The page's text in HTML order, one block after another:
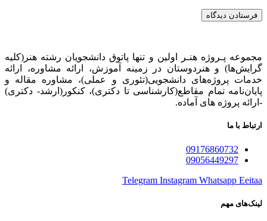
مجموعه پـروژه‌ هنـر اولین و تنها پاتوق دانشجویان رشته هنر(کلیه
گرایش‌ها) و هنردوستان در زمینه آموزش، ارائه‌ مشاوره‌، ارائه
خدمات پروژه‌های‌ دانشجویی(تئوری و عملی)، مشاوره مقاله و
پایان‌نامه تمام مقاطع(کارشناسی تا دکتری)، کنکور(ارشد- دکتری)
-ارائه پروژه های آماده.
ارتباط با ما
09176860732
09056449297
Telegram Instagram Whatsapp Eeitaa
لینک‌های مهم